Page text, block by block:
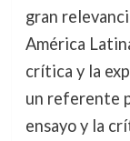
gran
América
crítica y la
un referente
ensayo y la